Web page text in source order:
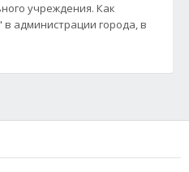
учреждения. Как
администрации города, в